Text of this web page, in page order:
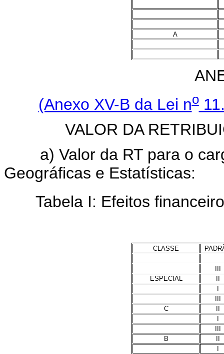
A
(Anexo XV-B da Lei no
VALOR DA
a) Valor da RT para o
Geográficas e Estatísticas:
Tabela I: Efeitos
CLASSE
III
ESPECIAL
II
I
III
C
II
I
III
B
II
I